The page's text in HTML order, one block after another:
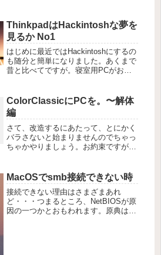
レードできる様になりましたね。今回
はちょっとやり方間違えてデータ飛ば
し...
ThinkpadはHackintoshな夢を
見るか No1
はじめに最近ではHackintoshにするの
も随分と簡単になりました。あくまで
昔と比べてですが。寝室用PCがお亡
色々試行錯誤していく過程を記事にし
ていきたいと思いま...
ColorClassicにPCを。〜解体
編
さて、改造するにあたって、とにかく
バラさないと始まりませんのでちゃっ
ちゃかやりましょう。お約束ですが、
源抜いて２〜３日は放置した状態でや
ってください。でないと感電します。
左...
MacOSでsmb接続できない時
接続できない理由はさまざまあれ
ど・・・つまるところ、NetBIOSが原
因の一つかとおもわれます。原典はこ